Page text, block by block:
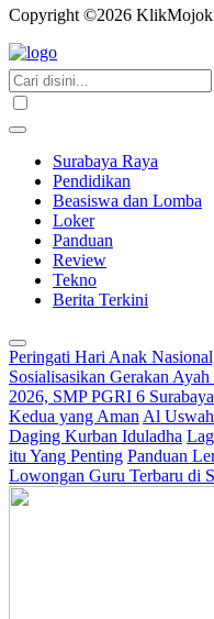
Copyright ©2026
Surabaya Raya
Pendidikan
Beasiswa dan Lomba
Loker
Panduan
Review
Tekno
Berita Terkini
Peringati Hari Anak
Sosialisasikan Gerakan
2026, SMP PGRI 6
Kedua yang Aman Al
Daging Kurban Iduladha
itu Yang Penting Panduan
Lowongan Guru Terbaru di